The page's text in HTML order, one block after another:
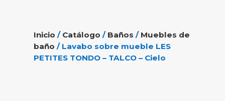
Inicio / Catálogo / Baños / Muebles de
baño / Lavabo sobre mueble LES
PETITES TONDO – TALCO – Cielo